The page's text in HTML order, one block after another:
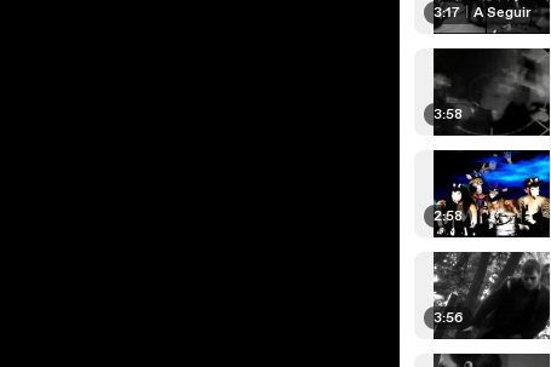
3:17 A Seguir
3:58
2:58
3:56